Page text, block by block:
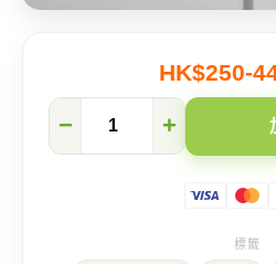
HK$250-
利
− +